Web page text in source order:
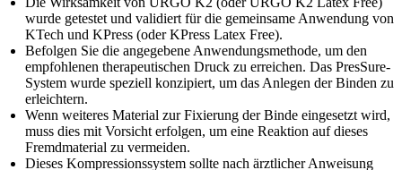
wurde getestet und validiert für die gemeinsame Anwendung von
KTech und KPress (oder KPress Latex Free).
Befolgen Sie die angegebene Anwendungsmethode, um den
empfohlenen therapeutischen Druck zu erreichen. Das PresSure-
System wurde speziell konzipiert, um das Anlegen der Binden zu
erleichtern.
Wenn weiteres Material zur Fixierung der Binde eingesetzt wird,
muss dies mit Vorsicht erfolgen, um eine Reaktion auf dieses
Fremdmaterial zu vermeiden.
Dieses Kompressionssystem sollte nach ärztlicher Anweisung